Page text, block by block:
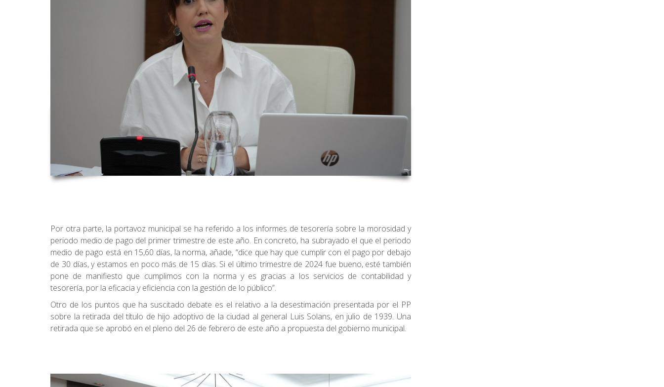
Por otra parte, la portavoz municipal se ha referido a los informes de tesorería sobre la morosidad y
periodo medio de pago del primer trimestre de este año. En concreto, ha subrayado el que el periodo
medio de pago está en 15,60 días, la norma, añade, “dice que hay que cumplir con el pago por debajo
de 30 días, y estamos en poco más de 15 días. Si el último trimestre de 2024 fue bueno, esté también
pone de manifiesto que cumplimos con la norma y es gracias a los servicios de contabilidad y
tesorería, por la eficacia y eficiencia con la gestión de lo público”.
Otro de los puntos que ha suscitado debate es el relativo a la desestimación presentada por el PP
sobre la retirada del título de hijo adoptivo de la ciudad al general Luis Solans, en julio de 1939. Una
retirada que se aprobó en el pleno del 26 de febrero de este año a propuesta del gobierno municipal.